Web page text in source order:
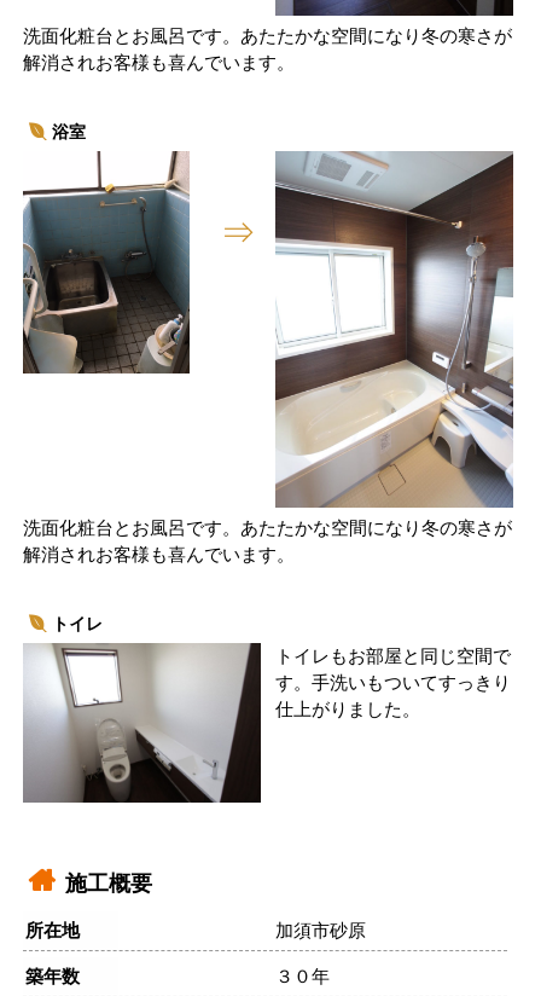
洗面化粧台とお風呂です。あたたかな空間になり冬の寒さが
解消されお客様も喜んでいます。
浴室
洗面化粧台とお風呂です。あたたかな空間になり冬の寒さが
解消されお客様も喜んでいます。
トイレ
トイレもお部屋と同じ空間で
す。手洗いもついてすっきり
仕上がりました。
施工概要
所在地 加須市砂原
築年数 ３０年